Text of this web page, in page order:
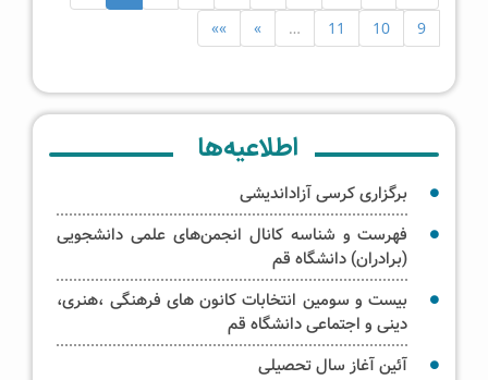
9
10
11
…
»
»»
اطلاعیه‌ها
برگزاری کرسی‌ آزاداندیشی
فهرست و شناسه کانال انجمن‌های علمی دانشجویی
(برادران) دانشگاه قم
بیست و سومین انتخابات کانون های فرهنگی ،هنری،
دینی و اجتماعی دانشگاه قم
آئین آغاز سال تحصیلی